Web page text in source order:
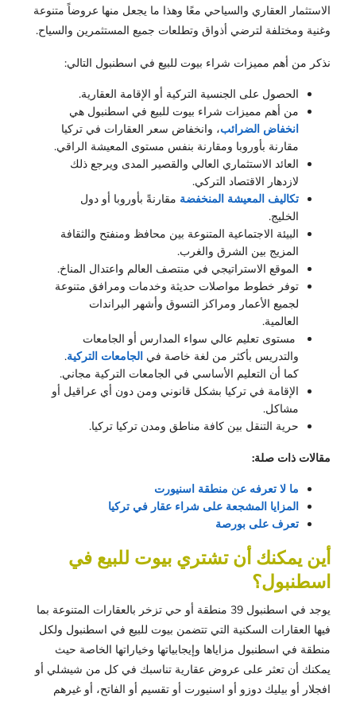
الاستثمار العقاري والسياحي معًا وهذا ما يجعل منها عروضاً متنوعة
وغنية ومختلفة لترضي أذواق وتطلعات جميع المستثمرين والسياح.
نذكر من أهم مميزات شراء بيوت للبيع في اسطنبول التالي:
الحصول على الجنسية التركية أو الإقامة العقارية.
من أهم مميزات شراء بيوت للبيع في اسطنبول هي
انخفاض الضرائب، وانخفاض سعر العقارات في تركيا
مقارنة بأوروبا ومقارنة بنفس مستوى المعيشة الراقي.
العائد الاستثماري العالي والقصير المدى ويرجع ذلك
لازدهار الاقتصاد التركي.
تكاليف المعيشة المنخفضة مقارنةً بأوروبا أو دول
الخليج.
البيئة الاجتماعية المتنوعة بين محافظ ومنفتح والثقافة
المزيج بين الشرق والغرب.
الموقع الاستراتيجي في منتصف العالم واعتدال المناخ.
توفر خطوط مواصلات حديثة وخدمات ومرافق متنوعة
لجميع الأعمار ومراكز التسوق وأشهر البراندات
العالمية.
مستوى تعليم عالي سواء المدارس أو الجامعات
والتدريس بأكثر من لغة خاصة في الجامعات التركية.
كما أن التعليم الأساسي في الجامعات التركية مجاني.
الإقامة في تركيا بشكل قانوني ومن دون أي عراقيل أو
مشاكل.
حرية التنقل بين كافة مناطق ومدن تركيا تركيا.
مقالات ذات صلة:
ما لا تعرفه عن منطقة اسنيورت
المزايا المشجعة على شراء عقار في تركيا
تعرف على بورصة
أين يمكنك أن تشتري بيوت للبيع في
اسطنبول؟
يوجد في اسطنبول 39 منطقة أو حي تزخر بالعقارات المتنوعة بما
فيها العقارات السكنية التي تتضمن بيوت للبيع في اسطنبول ولكل
منطقة في اسطنبول مزاياها وإيجابياتها وخياراتها الخاصة حيث
يمكنك أن تعثر على عروض عقارية تناسبك في كل من شيشلي أو
افجلار أو بيليك دوزو أو اسنيورت أو تقسيم أو الفاتح، أو غيرهم